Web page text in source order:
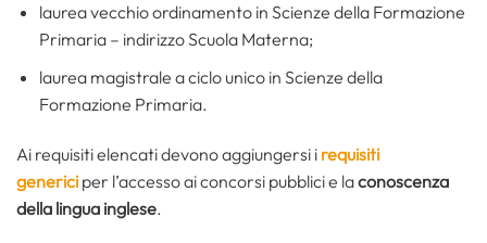
laurea vecchio ordinamento in Scienze della Formazione
Primaria – indirizzo Scuola Materna;
laurea magistrale a ciclo unico in Scienze della
Formazione Primaria.
Ai requisiti elencati devono aggiungersi i requisiti
generici per l’accesso ai concorsi pubblici e laconoscenza
della lingua inglese.